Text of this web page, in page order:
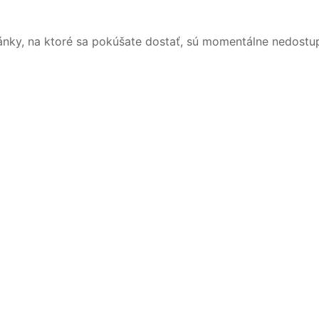
na ktoré sa pokúšate dostať, sú momentálne